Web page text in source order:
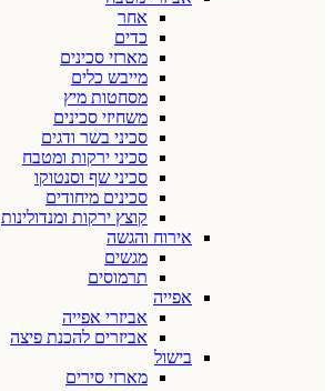
אחר
כדים
מארזי סכינים
מייבש כלים
מסחטות מיץ
משחיזי סכינים
סכיני בשר ודגים
סכיני ירקות ומטבח
סכיני שף וסנטוקו
סכינים מיחודים
קוצץ ירקות ומנדולינות
אירוח והגשה
מגשים
תרמוסים
אפייה
אביזרי אפייה
אביזרים להכנת פיצה
בישול
מארזי סירים